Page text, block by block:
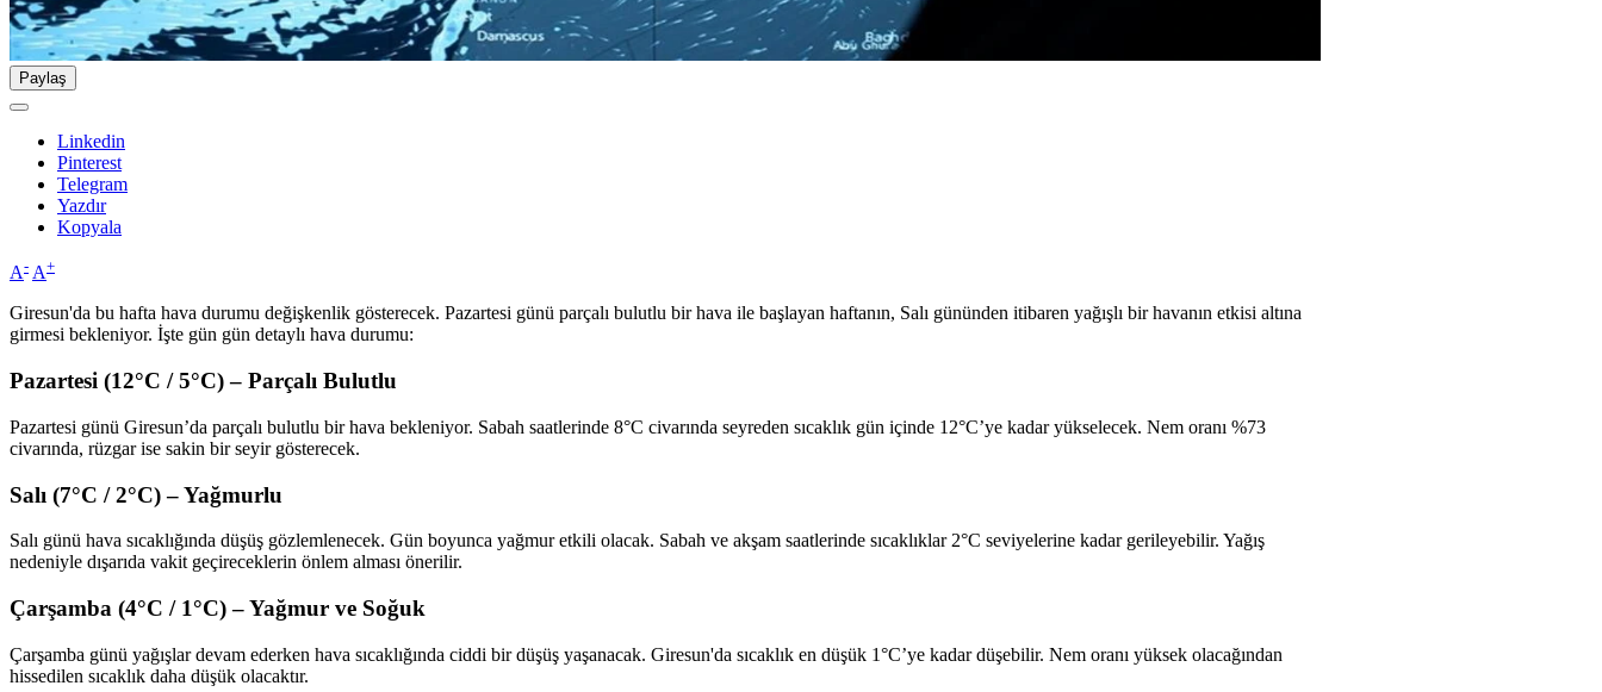
Paylaş
Linkedin
Pinterest
Telegram
Yazdır
Kopyala
A- A+
Giresun'da bu hafta hava durumu değişkenlik gösterecek. Pazartesi günü parçalı bulutlu bir hava ile başlayan haftanın, Salı gününden itibaren yağışlı bir havanın etkisi altına
girmesi bekleniyor. İşte gün gün detaylı hava durumu:
Pazartesi (12°C / 5°C) – Parçalı Bulutlu
Pazartesi günü Giresun’da parçalı bulutlu bir hava bekleniyor. Sabah saatlerinde 8°C civarında seyreden sıcaklık gün içinde 12°C’ye kadar yükselecek. Nem oranı %73
civarında, rüzgar ise sakin bir seyir gösterecek.
Salı (7°C / 2°C) – Yağmurlu
Salı günü hava sıcaklığında düşüş gözlemlenecek. Gün boyunca yağmur etkili olacak. Sabah ve akşam saatlerinde sıcaklıklar 2°C seviyelerine kadar gerileyebilir. Yağış
nedeniyle dışarıda vakit geçireceklerin önlem alması önerilir.
Çarşamba (4°C / 1°C) – Yağmur ve Soğuk
Çarşamba günü yağışlar devam ederken hava sıcaklığında ciddi bir düşüş yaşanacak. Giresun'da sıcaklık en düşük 1°C’ye kadar düşebilir. Nem oranı yüksek olacağından
hissedilen sıcaklık daha düşük olacaktır.